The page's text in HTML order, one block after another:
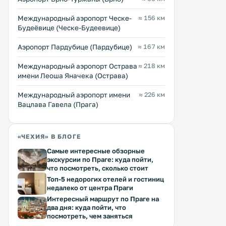
Международный аэропорт Ческе-
Будеёвице (Ческе-Будеевице)
≈ 156 км
Аэропорт Пардубице (Пардубице) ≈ 167 км
Международный аэропорт Острава
имени Леоша Яначека (Острава)
≈ 218 км
Международный аэропорт имени
Вацлава Гавела (Прага)
≈ 226 км
«ЧЕХИЯ» В БЛОГЕ
Самые интересные обзорные
экскурсии по Праге: куда пойти,
что посмотреть, сколько стоит
Топ-5 недорогих отелей и гостиниц
недалеко от центра Праги
Интересный маршрут по Праге на
два дня: куда пойти, что
посмотреть, чем заняться